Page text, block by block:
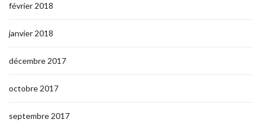
février 2018
janvier 2018
décembre 2017
octobre 2017
septembre 2017